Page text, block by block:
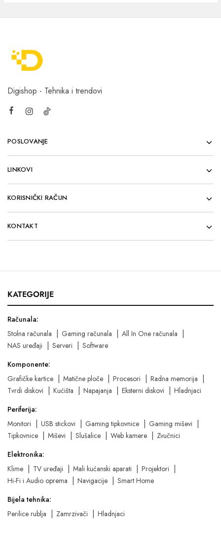
Digishop - Tehnika i trendovi
POSLOVANJE
LINKOVI
KORISNIČKI RAČUN
KONTAKT
KATEGORIJE
Računala:
Stolna računala
Gaming računala
All In One računala
NAS uređaji
Serveri
Software
Komponente:
Grafičke kartice
Matične ploče Procesori
Radna memorija
Tvrdi diskovi
Kućišta Napajanja Eksterni diskovi
Hladnjaci
Periferija:
Monitori
USB stickovi Gaming tipkovnice
Gaming miševi
Tipkovnice
Miševi Slušalice Web kamere
Zvučnici
Elektronika:
Klime
TV uređaji Mali kućanski aparati
Projektori
Hi-Fi i Audio oprema
Navigacije
Smart Home
Bijela tehnika:
Perilice rublja
Zamrzivači Hladnjaci